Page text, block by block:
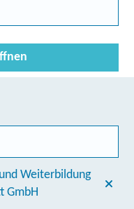
Weiterbildung
GmbH